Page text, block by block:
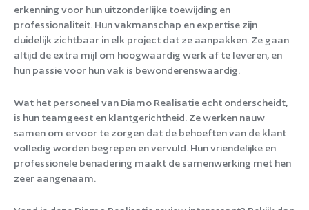
erkenning voor hun uitzonderlijke toewijding en
professionaliteit. Hun vakmanschap en expertise zijn
duidelijk zichtbaar in elk project dat ze aanpakken. Ze gaan
altijd de extra mijl om hoogwaardig werk af te leveren, en
hun passie voor hun vak is bewonderenswaardig.
Wat het personeel van Diamo Realisatie echt onderscheidt,
is hun teamgeest en klantgerichtheid. Ze werken nauw
samen om ervoor te zorgen dat de behoeften van de klant
volledig worden begrepen en vervuld. Hun vriendelijke en
professionele benadering maakt de samenwerking met hen
zeer aangenaam.